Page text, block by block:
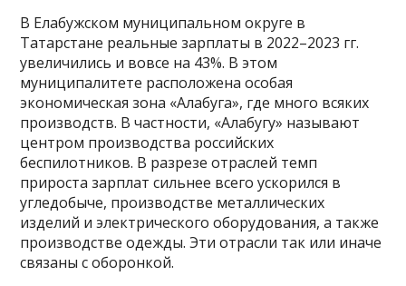
В Елабужском муниципальном округе в
Татарстане реальные зарплаты в 2022–2023 гг.
увеличились и вовсе на 43%. В этом
муниципалитете расположена особая
экономическая зона «Алабуга», где много всяких
производств. В частности, «Алабугу» называют
центром производства российских
беспилотников. В разрезе отраслей темп
прироста зарплат сильнее всего ускорился в
угледобыче, производстве металлических
изделий и электрического оборудования, а также
производстве одежды. Эти отрасли так или иначе
связаны с оборонкой.